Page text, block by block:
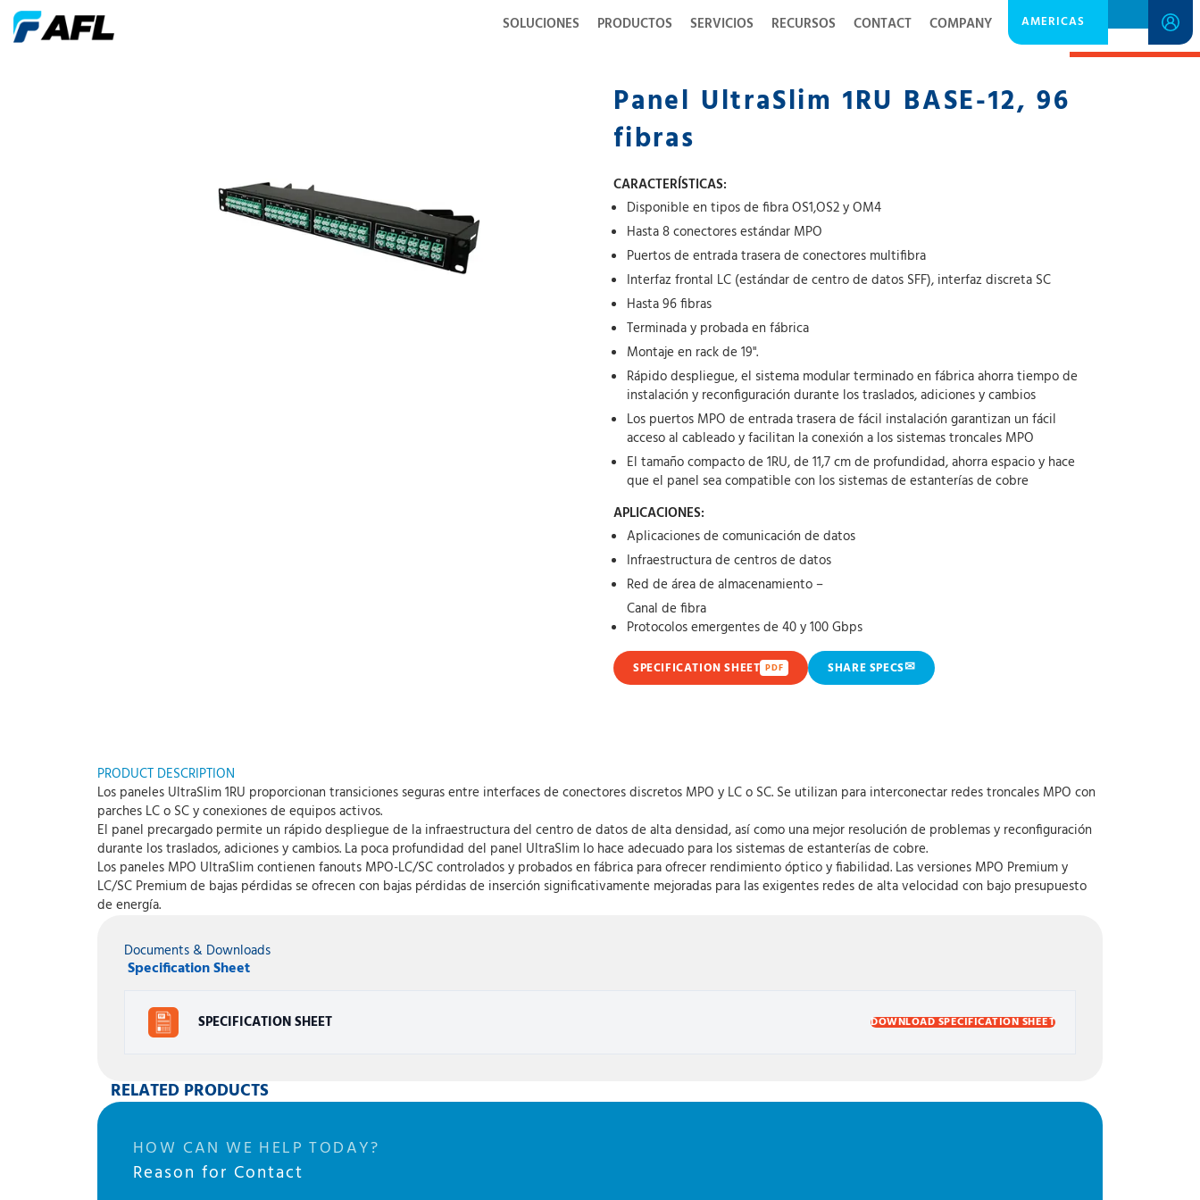
SOLUCIONES PRODUCTOS SERVICIOS RECURSOS CONTACT COMPANY AMERICAS
SPECIFICATION SHEET
Panel UltraSlim 1RU BASE-12, 96
fibras
CARACTERÍSTICAS:
Disponible en tipos de fibra OS1,OS2 y OM4
Hasta 8 conectores estándar MPO
Puertos de entrada trasera de conectores multifibra
Interfaz frontal LC (estándar de centro de datos SFF), interfaz discreta SC
Hasta 96 fibras
Terminada y probada en fábrica
Montaje en rack de 19".
Rápido despliegue, el sistema modular terminado en fábrica ahorra tiempo de
instalación y reconfiguración durante los traslados, adiciones y cambios
Los puertos MPO de entrada trasera de fácil instalación garantizan un fácil
acceso al cableado y facilitan la conexión a los sistemas troncales MPO
El tamaño compacto de 1RU, de 11,7 cm de profundidad, ahorra espacio y hace
que el panel sea compatible con los sistemas de estanterías de cobre
APLICACIONES:
Aplicaciones de comunicación de datos
Infraestructura de centros de datos
Red de área de almacenamiento –
Canal de fibra
Protocolos emergentes de 40 y 100 Gbps
SPECIFICATION SHEET PDF SHARE SPECS✉
PRODUCT DESCRIPTION
Los paneles UltraSlim 1RU proporcionan transiciones seguras entre interfaces de conectores discretos MPO y LC o SC. Se utilizan para interconectar redes troncales MPO con
parches LC o SC y conexiones de equipos activos.
El panel precargado permite un rápido despliegue de la infraestructura del centro de datos de alta densidad, así como una mejor resolución de problemas y reconfiguración
durante los traslados, adiciones y cambios. La poca profundidad del panel UltraSlim lo hace adecuado para los sistemas de estanterías de cobre.
Los paneles MPO UltraSlim contienen fanouts MPO-LC/SC controlados y probados en fábrica para ofrecer rendimiento óptico y fiabilidad. Las versiones MPO Premium y
LC/SC Premium de bajas pérdidas se ofrecen con bajas pérdidas de inserción significativamente mejoradas para las exigentes redes de alta velocidad con bajo presupuesto
de energía.
Documents & Downloads
Specification Sheet
SPECIFICATION SHEET DOWNLOAD SPECIFICATION SHEET
RELATED PRODUCTS
HOW CAN WE HELP TODAY?
Reason for Contact